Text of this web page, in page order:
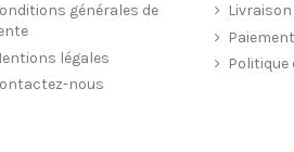
générales de
légales
nous
Livraison